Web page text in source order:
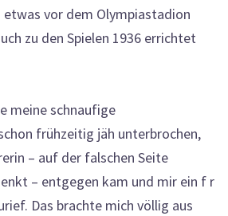
vor dem Olympiastadion
zu den Spielen 1936 errichtet
meine schnaufige
frühzeitig jäh unterbrochen,
– auf der falschen Seite
– entgegen kam und mir ein f r
Das brachte mich völlig aus